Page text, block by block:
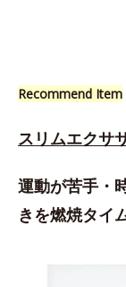
Recommend Item
スリムエクサ
運動が苦手・
きを燃焼タイ